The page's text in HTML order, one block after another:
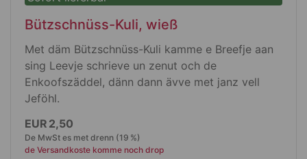
Bützschnüss-Kuli, wieß
Met däm Bützschnüss-Kuli kamme e Breefje aan
sing Leevje schrieve un zenut och de
Enkoofszäddel, dänn dann ävve met janz vell
Jeföhl.
Produktdetails
Met ene Driehmechanik
EUR 2,50
De MwSt es met drenn (19 %)
de Versandkoste komme noch drop